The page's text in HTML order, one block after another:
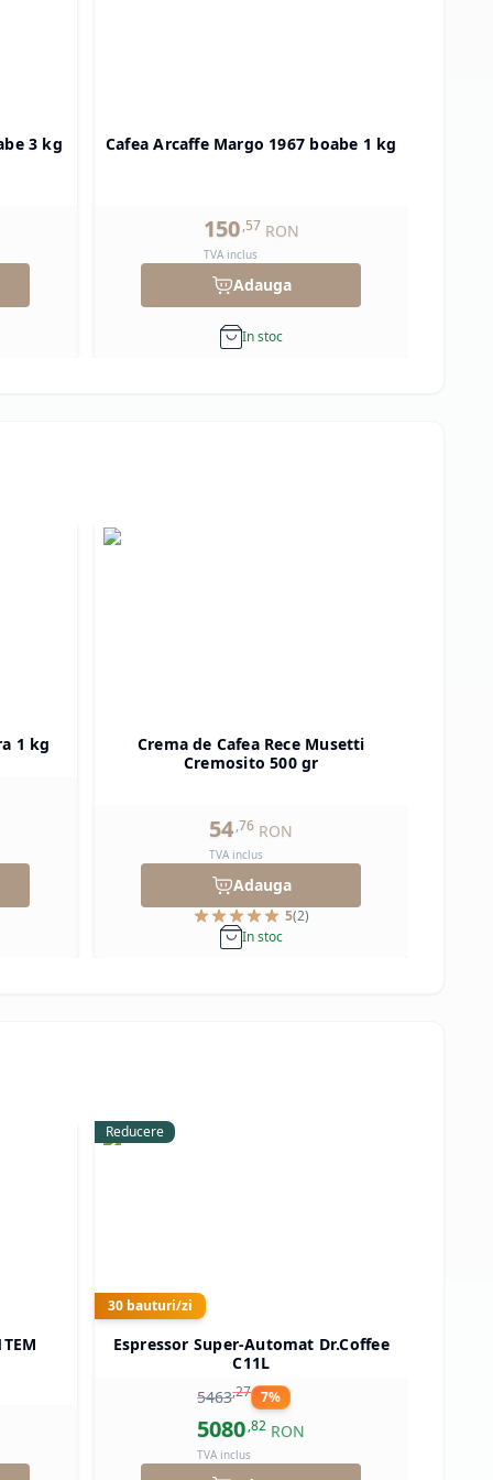
3 kg Cafea Arcaffe Margo 1967 boabe 1 kg
150,57 RON
TVA inclus
Adauga
In stoc
1 kg
Crema de Cafea Rece Musetti
Cremosito 500 gr
54,76 RON
TVA inclus
Adauga
5(2)
In stoc
Reducere
30bauturi/zi
Espressor Super-Automat Dr.Coffee
C11L
5463,27 7%
5080,82 RON
TVA inclus